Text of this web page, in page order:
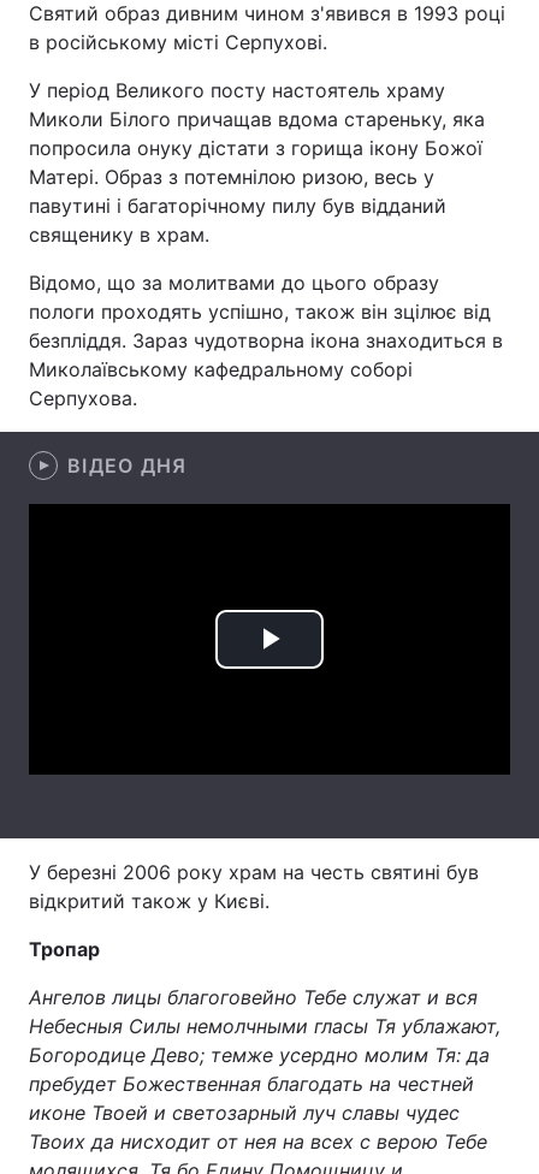
Головна Війна
Україна Політика
Економіка Світ
Спорт Наука
Техно і зв'язок Лайт
Зброя Інциденти
Інтерв'ю Думки
Контакти
Святий образ дивним чином з'явився в 1993 році
в російському місті Серпухові.
У період Великого посту настоятель храму
Миколи Білого причащав вдома стареньку, яка
попросила онуку дістати з горища ікону Божої
Матері. Образ з потемнілою ризою, весь у
павутині і багаторічному пилу був відданий
священику в храм.
Відомо, що за молитвами до цього образу
пологи проходять успішно, також він зцілює від
безпліддя. Зараз чудотворна ікона знаходиться в
Миколаївському кафедральному соборі
Серпухова.
ВІДЕО ДНЯ
Play
У березні 2006 року храм на честь святині був
відкритий також у Києві.
Тропар
Ангелов лицы благоговейно Тебе служат и вся
Небесныя Силы немолчными гласы Тя ублажают,
Богородице Дево; темже усердно молим Тя: да
пребудет Божественная благодать на честней
иконе Твоей и светозарный луч славы чудес
Твоих да нисходит от нея на всех с верою Тебе